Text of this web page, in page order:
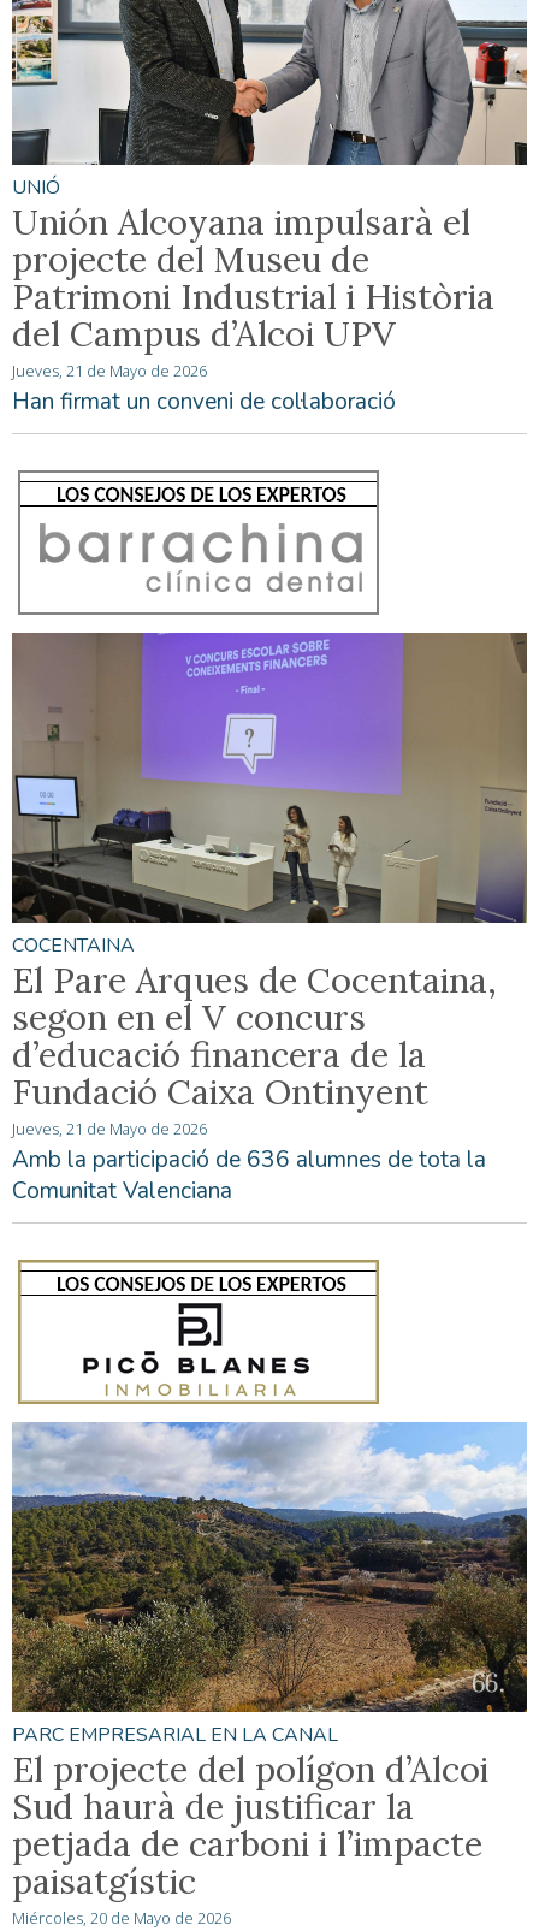
UNIÓ
Unión Alcoyana impulsarà el
projecte del Museu de
Patrimoni Industrial i Història
del Campus d’Alcoi UPV
Jueves, 21 de Mayo de 2026
Han firmat un conveni de col·laboració
COCENTAINA
El Pare Arques de Cocentaina,
segon en el V concurs
d’educació financera de la
Fundació Caixa Ontinyent
Jueves, 21 de Mayo de 2026
Amb la participació de 636 alumnes de tota la
Comunitat Valenciana
PARC EMPRESARIAL EN LA CANAL
El projecte del polígon d’Alcoi
Sud haurà de justificar la
petjada de carboni i l’impacte
paisatgístic
Miércoles, 20 de Mayo de 2026